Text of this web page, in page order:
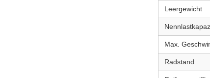
Leergewicht
Max.
Radstand